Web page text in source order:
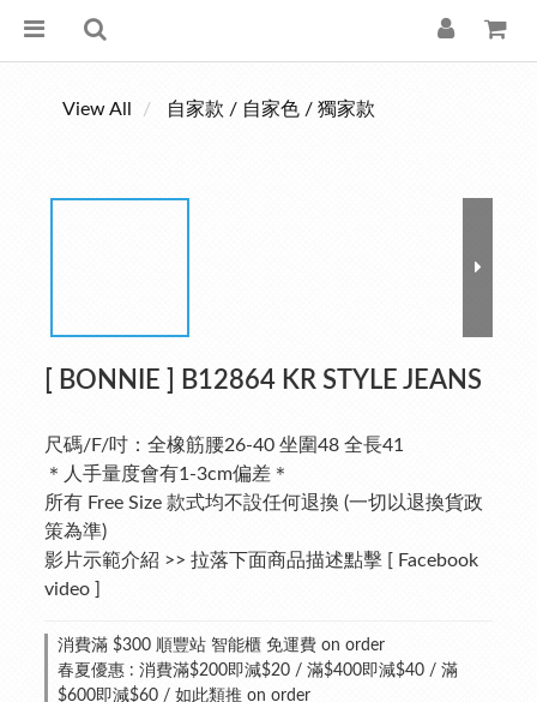
View All 自家款 / 自家色 / 獨家款
[ BONNIE ] B12864 KR STYLE JEANS
尺碼/F/吋：全橡筋腰26-40 坐圍48 全長41
＊人手量度會有1-3cm偏差＊
所有 Free Size 款式均不設任何退換 (一切以退換貨政
策為準)
影片示範介紹 >> 拉落下面商品描述點擊 [ Facebook
video ]
消費滿 $300 順豐站 智能櫃 免運費 on order
春夏優惠 : 消費滿$200即減$20 / 滿$400即減$40 / 滿
$600即減$60 / 如此類推 on order